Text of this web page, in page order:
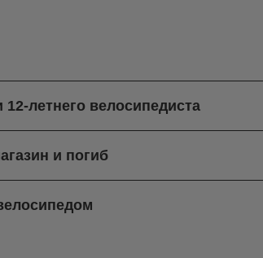
летнего велосипедиста
и погиб